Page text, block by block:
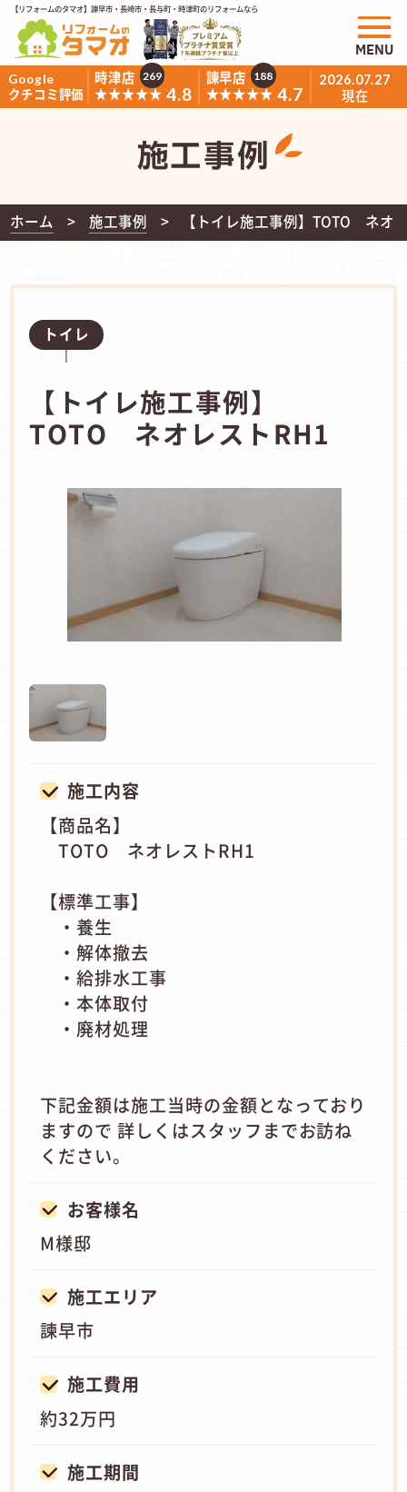
【リフォームのタマオ】諫早市・長崎市・長与町・時津町のリフォームなら
Google
クチコミ評価
時津店
★★★★★ 4.8
269
諫早店
★★★★★ 4.7
188 2026.07.27
現在
MENU
施工事例
ホーム 施工事例 【トイレ施工事例】TOTO ネオ
トイレ
【トイレ施工事例】
TOTO ネオレストRH1
施工内容
【商品名】
TOTO ネオレストRH1
【標準工事】
・養生
・解体撤去
・給排水工事
・本体取付
・廃材処理
下記金額は施工当時の金額となっており
ますので 詳しくはスタッフまでお訪ね
ください。
お客様名
M様邸
施工エリア
諫早市
施工費用
約32万円
施工期間